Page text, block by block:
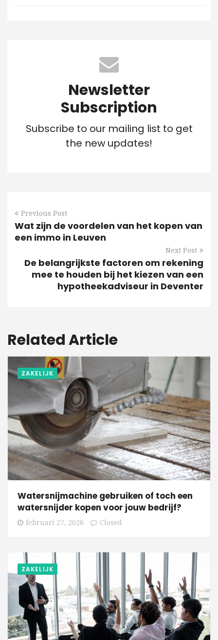
Newsletter
Subscription
Subscribe to our mailing list to get
the new updates!
Previous Post
Wat zijn de voordelen van het kopen van
een immo in Leuven
Next Post
De belangrijkste factoren om rekening
mee te houden bij het kiezen van een
hypotheekadviseur in Deventer
Related Article
ZAKELIJK
Watersnijmachine gebruiken of toch een
watersnijder kopen voor jouw bedrijf?
februari 27, 2026 Closed
ZAKELIJK